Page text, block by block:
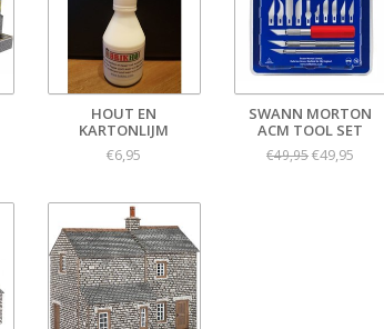
HOUT EN
KARTONLIJM
€6,95
SWANN MORTON
ACM TOOL SET
€49,95€49,95